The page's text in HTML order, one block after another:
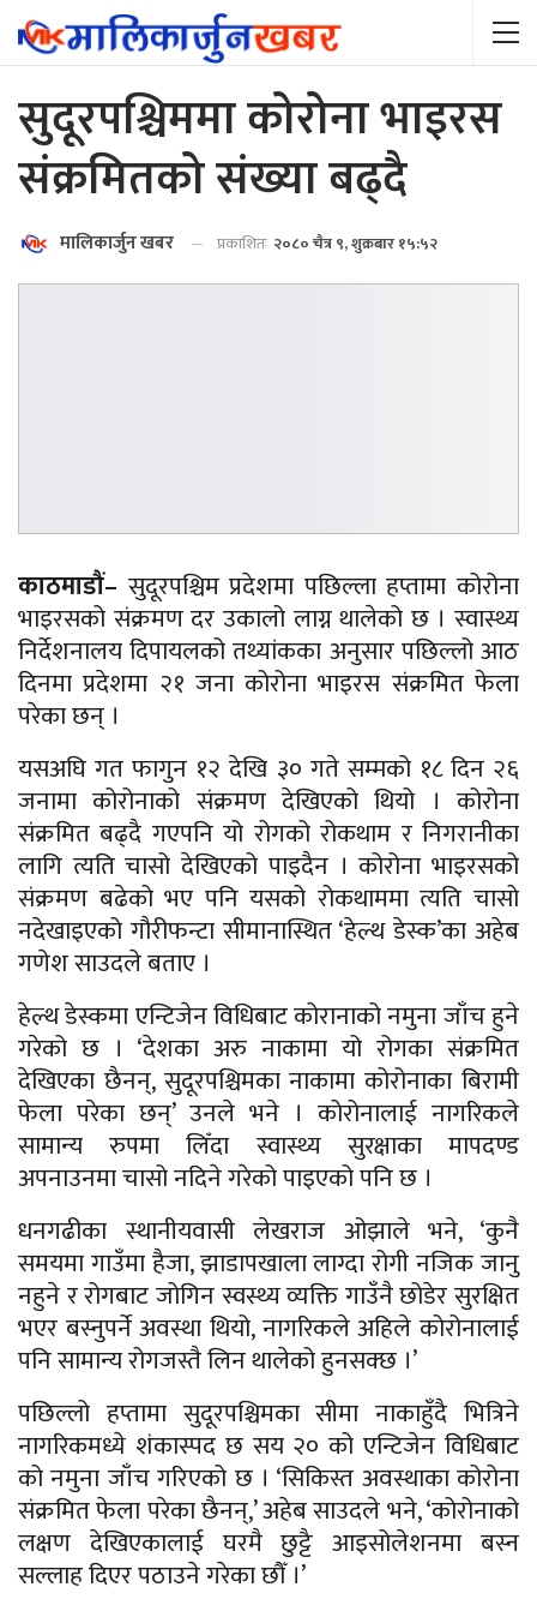
सुदूरपश्चिममा कोरोना भाइरस
संक्रमितको संख्या बढ्दै
मालिकार्जुन खबर प्रकाशितः २०८० चैत्र ९, शुक्रबार १५:५२
काठमाडौं– सुदूरपश्चिम प्रदेशमा पछिल्ला हप्तामा कोरोना
भाइरसको संक्रमण दर उकालो लाग्न थालेको छ । स्वास्थ्य
निर्देशनालय दिपायलको तथ्यांकका अनुसार पछिल्लो आठ
दिनमा प्रदेशमा २१ जना कोरोना भाइरस संक्रमित फेला
परेका छन् ।
यसअघि गत फागुन १२ देखि ३० गते सम्मको १८ दिन २६
जनामा कोरोनाको संक्रमण देखिएको थियो । कोरोना
संक्रमित बढ्दै गएपनि यो रोगको रोकथाम र निगरानीका
लागि त्यति चासो देखिएको पाइदैन । कोरोना भाइरसको
संक्रमण बढेको भए पनि यसको रोकथाममा त्यति चासो
नदेखाइएको गौरीफन्टा सीमानास्थित ‘हेल्थ डेस्क’का अहेब
गणेश साउदले बताए ।
हेल्थ डेस्कमा एन्टिजेन विधिबाट कोरानाको नमुना जाँच हुने
गरेको छ । ‘देशका अरु नाकामा यो रोगका संक्रमित
देखिएका छैनन्, सुदूरपश्चिमका नाकामा कोरोनाका बिरामी
फेला परेका छन्’ उनले भने । कोरोनालाई नागरिकले
सामान्य रुपमा लिँदा स्वास्थ्य सुरक्षाका मापदण्ड
अपनाउनमा चासो नदिने गरेको पाइएको पनि छ ।
धनगढीका स्थानीयवासी लेखराज ओझाले भने, ‘कुनै
समयमा गाउँमा हैजा, झाडापखाला लाग्दा रोगी नजिक जानु
नहुने र रोगबाट जोगिन स्वस्थ्य व्यक्ति गाउँनै छोडेर सुरक्षित
भएर बस्नुपर्ने अवस्था थियो, नागरिकले अहिले कोरोनालाई
पनि सामान्य रोगजस्तै लिन थालेको हुनसक्छ ।’
पछिल्लो हप्तामा सुदूरपश्चिमका सीमा नाकाहुँदै भित्रिने
नागरिकमध्ये शंकास्पद छ सय २० को एन्टिजेन विधिबाट
को नमुना जाँच गरिएको छ । ‘सिकिस्त अवस्थाका कोरोना
संक्रमित फेला परेका छैनन्,’ अहेब साउदले भने, ‘कोरोनाको
लक्षण देखिएकालाई घरमै छुट्टै आइसोलेशनमा बस्न
सल्लाह दिएर पठाउने गरेका छौँ ।’